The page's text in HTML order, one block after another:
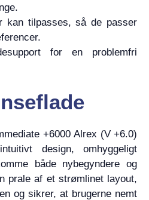
kan tilpasses, så de passer
for en problemfri
+6000 Alrex (V +6.0)
design, omhyggeligt
både nybegyndere og
prale af et strømlinet layout,
og sikrer, at brugerne nemt